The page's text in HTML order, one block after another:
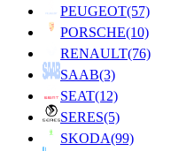
PEUGEOT(57)
PORSCHE(10)
RENAULT(76)
SAAB(3)
SEAT(12)
SERES(5)
SKODA(99)